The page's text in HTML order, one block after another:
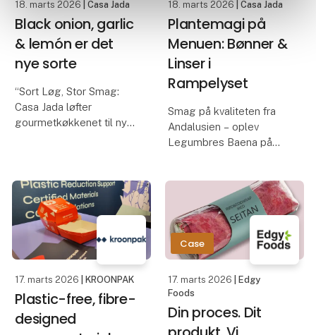
18. marts 2026 | Casa Jada
Black onion, garlic
& lemón er det
nye sorte
“Sort Løg, Stor Smag:
Casa Jada løfter
gourmetkøkkenet til nye
hvidløg til det eksklusive
sorte løg
Casa Jada har allerede
markeret sig som en af
Danm
18. marts 2026 | Casa Jada
Plantemagi på
Menuen: Bønner &
Linser i
Rampelyset
Smag på kvaliteten fra
Andalusien – oplev
Legumbres Baena på
Når kvalitet og pris skal
gå hånd i hånd, er råvarer
afgørende. På Foodexpo
præsenterer Casa Jada
et nøje udvalgt
17. marts 2026 | KROONPAK
Plastic-free, fibre-
designed
Case
17. marts 2026
| Edgy
Foods
Din proces. Dit